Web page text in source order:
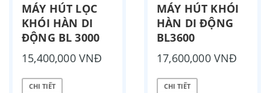
MÁY HÚT LỌC
KHÓI HÀN DI
ĐỘNG BL 3000
15,400,000 VNĐ
CHI TIẾT
MÁY HÚT KHÓI
HÀN DI ĐỘNG
BL3600
17,600,000 VNĐ
CHI TIẾT